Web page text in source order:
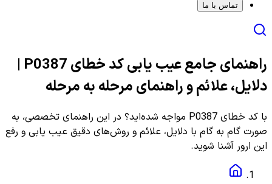
تماس با ما
راهنمای جامع عیب یابی کد خطای P0387 |
دلایل، علائم و راهنمای مرحله به مرحله
با کد خطای P0387 مواجه شده‌اید؟ در این راهنمای تخصصی، به
صورت گام به گام با دلایل، علائم و روش‌های دقیق عیب یابی و رفع
این ارور آشنا شوید.